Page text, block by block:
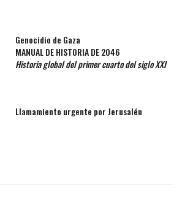
Genocidio de Gaza
MANUAL DE HISTORIA DE 2046
Historia global del primer cuarto del siglo XXI
Llamamiento urgente por Jerusalén